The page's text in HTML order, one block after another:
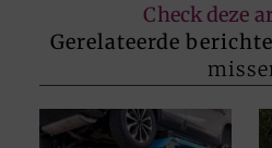
Check deze
Gerelateerde